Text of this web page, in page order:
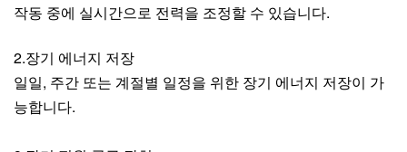
작동 중에 실시간으로 전력을 조정할 수 있습니다.
2.장기 에너지 저장
일일, 주간 또는 계절별 일정을 위한 장기 에너지 저장이 가
능합니다.